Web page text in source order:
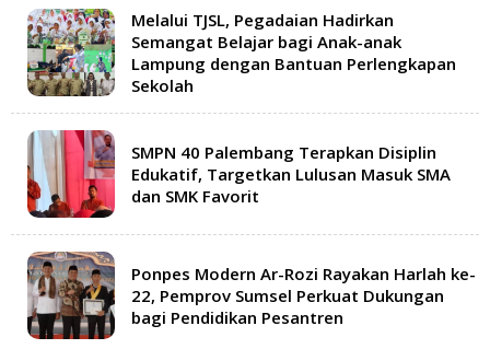
Melalui TJSL, Pegadaian Hadirkan
Semangat Belajar bagi Anak-anak
Lampung dengan Bantuan Perlengkapan
Sekolah
SMPN 40 Palembang Terapkan Disiplin
Edukatif, Targetkan Lulusan Masuk SMA
dan SMK Favorit
Ponpes Modern Ar-Rozi Rayakan Harlah ke-
22, Pemprov Sumsel Perkuat Dukungan
bagi Pendidikan Pesantren